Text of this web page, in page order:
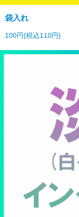
袋入れ
100円(税込110円)